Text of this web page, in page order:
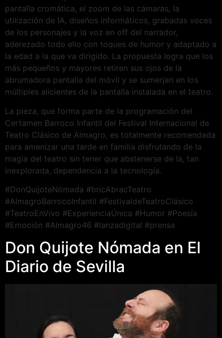
pantalla cromática, el zoom de las cámaras, la
utilización de IA, diseños informáticos, grabadas voces
de los personajes y la voz en off del narrador,
aderezado todo ello con toques de humor y adaptado a
la edad a la que va dirigido. La propuesta logra que los
más pequeños y mayores retiren sus ojos de la
abrumadora pantalla del móvil y se sumerjan en los
múltiples alicientes de la pantalla instalada en el teatro.
La pieza, que forma parte de la programación del
Certamen Barroco Infantil del Festival Internacional de
Teatro Clásico de Almagro, es totalmente recomendada
para amenizar una tarde en familia disfrutando de la
magia del teatro sin tener que abstenerse de la, tan
inexplorada, dependencia a la tecnología.
#DonQuijoteNómada #bricAbracTeatro
#AlmagroBarrocoInfantil #FestivaldeTeatroClásico
#TeatroEnVivo #ExperienciaÚnica #Humor #Poesía
#Emoción #Almagro46 #lanzadigital #prensa
Don Quijote Nómada en El
Diario de Sevilla